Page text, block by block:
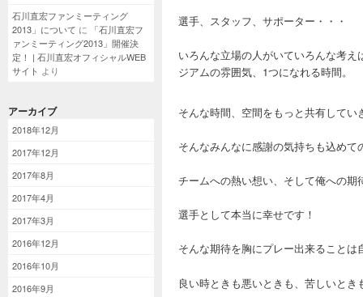
石川直宏ファンミーティング
2013」について に
「石川直宏フ
ァンミーティング2013」開催決
定！ | 石川直宏オフィシャルWEB
サイト より
アーカイブ
2018年12月
2017年12月
2017年8月
2017年4月
2017年3月
2016年12月
2016年10月
2016年9月
選手、スタッフ、サポーター・・・
いろんな立場の人がいていろんな考
ジアムの雰囲気、1つになれる時間。
そんな時間、空間をもっと共有して
そんなみんなに感謝の気持ちも込め
チームへの熱い想い、そして俺への期
選手として本当に幸せです！
そんな期待を胸にプレー出来ること
良い時ときも悪いときも、苦しいと